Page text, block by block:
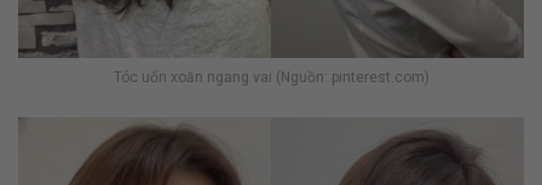
Tóc uốn xoăn ngang vai (Nguồn: pinterest.com)